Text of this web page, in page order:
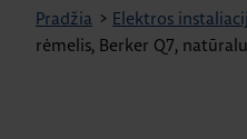
Pradžia > Elektros
rėmelis, Berker Q7,